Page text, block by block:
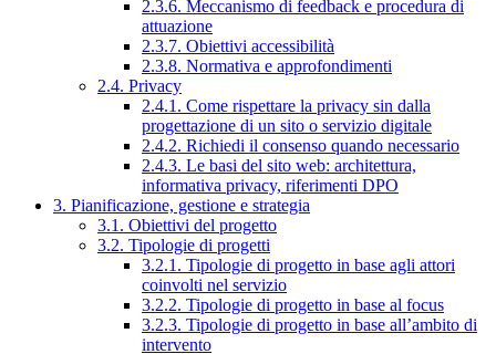
2.3.6. Meccanismo di feedback e procedura di
attuazione
2.3.7. Obiettivi accessibilità
2.3.8. Normativa e approfondimenti
2.4. Privacy
2.4.1. Come rispettare la privacy sin dalla
progettazione di un sito o servizio digitale
2.4.2. Richiedi il consenso quando necessario
2.4.3. Le basi del sito web: architettura,
informativa privacy, riferimenti DPO
3. Pianificazione, gestione e strategia
3.1. Obiettivi del progetto
3.2. Tipologie di progetti
3.2.1. Tipologie di progetto in base agli attori
coinvolti nel servizio
3.2.2. Tipologie di progetto in base al focus
3.2.3. Tipologie di progetto in base all’ambito di
intervento